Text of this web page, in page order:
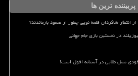
پربیننده ترین ها
در نخستین بازی جام جهانی
نسل طلایی در آستانه افول است!